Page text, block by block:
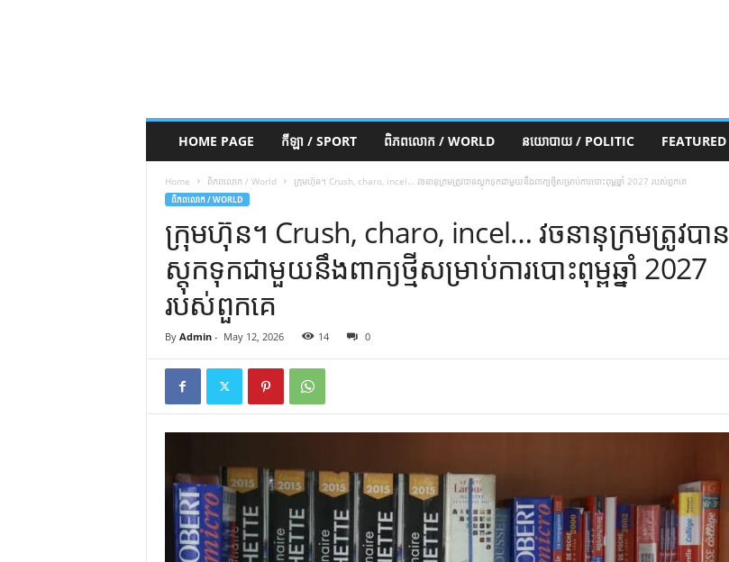
HOME PAGE កីឡា / SPORT ពិភពលោក / WORLD នយោបាយ / POLITIC FEATURED
Home ពិភពលោក / World ក្រុមហ៊ុន។ Crush, charo, incel… វចនានុក្រមត្រូវបានស្តុកទុកជាមួយនឹងពាក្យថ្មីសម្រាប់ការបោះពុម្ពឆ្នាំ 2027 របស់ពួកគេ
ពិភពលោក / WORLD
ក្រុមហ៊ុន។ Crush, charo, incel… វចនានុក្រមត្រូវបាន
ស្តុកទុកជាមួយនឹងពាក្យថ្មីសម្រាប់ការបោះពុម្ពឆ្នាំ 2027
របស់ពួកគេ
By Admin- May 12, 2026 14 0